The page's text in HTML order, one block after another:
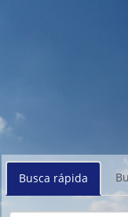
Busca rápida